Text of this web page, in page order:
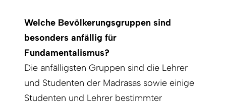
Welche Bevölkerungsgruppen sind
besonders anfällig für
Fundamentalismus?
Die anfälligsten Gruppen sind die Lehrer
und Studenten der Madrasas sowie einige
Studenten und Lehrer bestimmter